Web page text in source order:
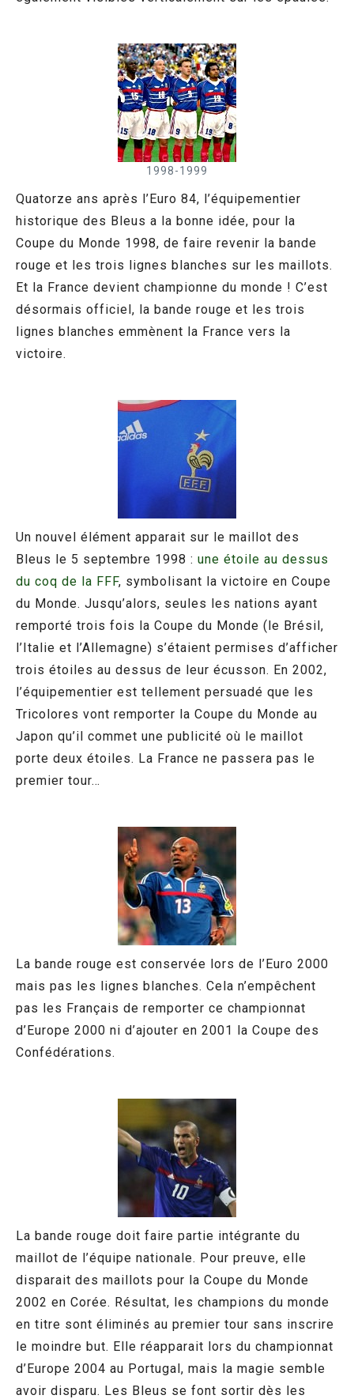
1998-1999
Quatorze ans après l’Euro 84, l’équipementier
historique des Bleus a la bonne idée, pour la
Coupe du Monde 1998, de faire revenir la bande
rouge et les trois lignes blanches sur les maillots.
Et la France devient championne du monde ! C’est
désormais officiel, la bande rouge et les trois
lignes blanches emmènent la France vers la
victoire.
Un nouvel élément apparait sur le maillot des
Bleus le 5 septembre 1998 : une étoile au dessus
du coq de la FFF, symbolisant la victoire en Coupe
du Monde. Jusqu’alors, seules les nations ayant
remporté trois fois la Coupe du Monde (le Brésil,
l’Italie et l’Allemagne) s’étaient permises d’afficher
trois étoiles au dessus de leur écusson. En 2002,
l’équipementier est tellement persuadé que les
Tricolores vont remporter la Coupe du Monde au
Japon qu’il commet une publicité où le maillot
porte deux étoiles. La France ne passera pas le
premier tour…
La bande rouge est conservée lors de l’Euro 2000
mais pas les lignes blanches. Cela n’empêchent
pas les Français de remporter ce championnat
d’Europe 2000 ni d’ajouter en 2001 la Coupe des
Confédérations.
La bande rouge doit faire partie intégrante du
maillot de l’équipe nationale. Pour preuve, elle
disparait des maillots pour la Coupe du Monde
2002 en Corée. Résultat, les champions du monde
en titre sont éliminés au premier tour sans inscrire
le moindre but. Elle réapparait lors du championnat
d’Europe 2004 au Portugal, mais la magie semble
avoir disparu. Les Bleus se font sortir dès les